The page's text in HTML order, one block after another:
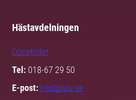
Hästavdelningen
Öppettider
Tel: 018-67 29 50
E-post: hast@slu.se